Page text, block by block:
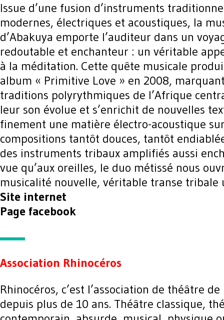
Issue d’une fusion d’instruments
modernes, électriques et acoustiques, la
d’Abakuya emporte l’auditeur dans un
redoutable et enchanteur : un véritable
à la méditation. Cette quête musicale
album « Primitive Love » en 2008,
traditions polyrythmiques de l’Afrique
leur son évolue et s’enrichit de nouvelles
finement une matière électro-acoustique
compositions tantôt douces, tantôt
des instruments tribaux amplifiés aussi
vue qu’aux oreilles, le duo métissé nous
musicalité nouvelle, véritable transe tribale
Site internet
Page facebook
Association Rhinocéros
Rhinocéros, c’est l’association de théâtre de
depuis plus de 10 ans. Théâtre classique,